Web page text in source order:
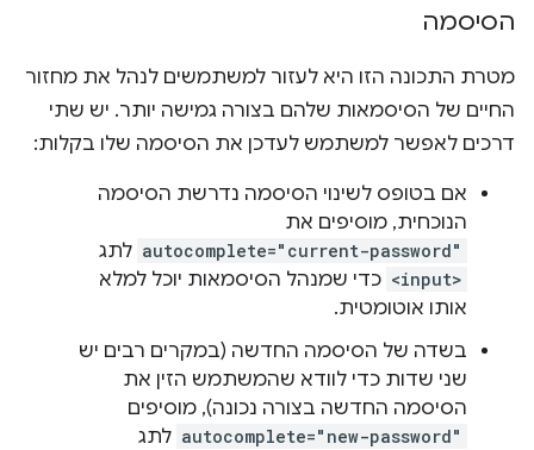
הסיסמה
מטרת התכונה הזו היא לעזור למשתמשים לנהל את מחזור
החיים של הסיסמאות שלהם בצורה גמישה יותר. יש שתי
דרכים לאפשר למשתמש לעדכן את הסיסמה שלו בקלות:
אם בטופס לשינוי הסיסמה נדרשת הסיסמה
הנוכחית, מוסיפים את
autocomplete="current-password" לתג
<input> כדי שמנהל הסיסמאות יוכל למלא
אותו אוטומטית.
בשדה של הסיסמה החדשה (במקרים רבים יש
שני שדות כדי לוודא שהמשתמש הזין את
הסיסמה החדשה בצורה נכונה), מוסיפים
autocomplete="new-password" לתג